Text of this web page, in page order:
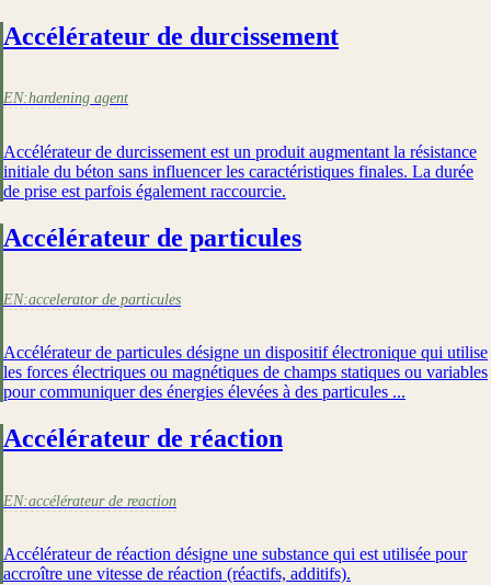
Accélérateur de durcissement
EN:hardening agent
Accélérateur de durcissement est un produit augmentant la résistance
initiale du béton sans influencer les caractéristiques finales. La durée
de prise est parfois également raccourcie.
Accélérateur de particules
EN:accelerator de particules
Accélérateur de particules désigne un dispositif électronique qui utilise
les forces électriques ou magnétiques de champs statiques ou variables
pour communiquer des énergies élevées à des particules ...
Accélérateur de réaction
EN:accélérateur de reaction
Accélérateur de réaction désigne une substance qui est utilisée pour
accroître une vitesse de réaction (réactifs, additifs).